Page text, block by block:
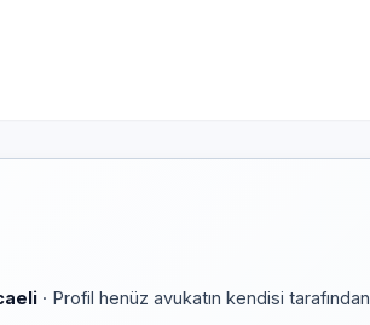
· Profil henüz avukatın kendisi tarafından